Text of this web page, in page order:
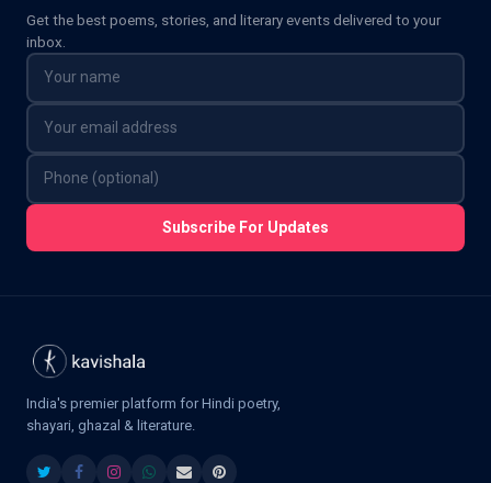
Get the best poems, stories, and literary events delivered to your
inbox.
Subscribe For Updates
India's premier platform for Hindi poetry,
shayari, ghazal & literature.